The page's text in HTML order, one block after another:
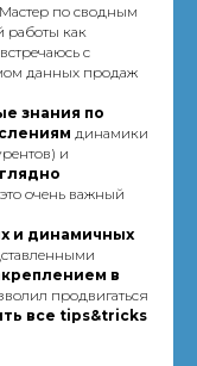
по сводным
работы как
с
данных продаж
знания по
динамики
и
очень важный
и динамичных
в
продвигаться
все tips&tricks